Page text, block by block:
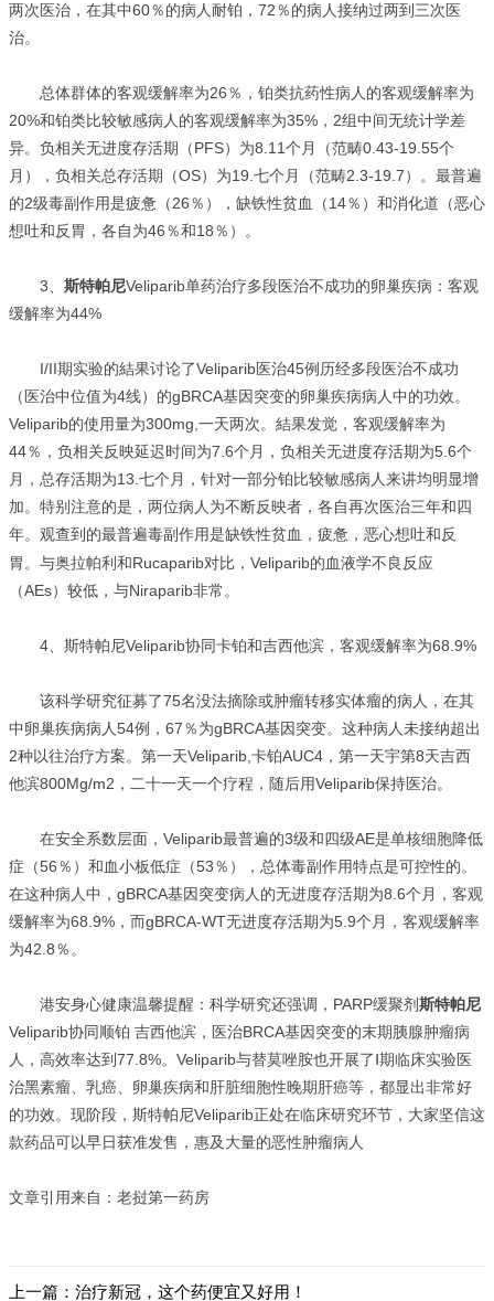
两次医治，在其中60％的病人耐铂，72％的病人接纳过两到三次医
治。
总体群体的客观缓解率为26％，铂类抗药性病人的客观缓解率为
20%和铂类比较敏感病人的客观缓解率为35%，2组中间无统计学差
异。负相关无进度存活期（PFS）为8.11个月（范畴0.43-19.55个
月），负相关总存活期（OS）为19.七个月（范畴2.3-19.7）。最普遍
的2级毒副作用是疲惫（26％），缺铁性贫血（14％）和消化道（恶心
想吐和反胃，各自为46％和18％）。
3、 斯特帕尼Veliparib单药治疗多段医治不成功的卵巢疾病：客观
缓解率为44%
I/II期实验的結果讨论了Veliparib医治45例历经多段医治不成功
（医治中位值为4线）的gBRCA基因突变的卵巢疾病病人中的功效。
Veliparib的使用量为300mg,一天两次。結果发觉，客观缓解率为
44％，负相关反映延迟时间为7.6个月，负相关无进度存活期为5.6个
月，总存活期为13.七个月，针对一部分铂比较敏感病人来讲均明显增
加。特别注意的是，两位病人为不断反映者，各自再次医治三年和四
年。观查到的最普遍毒副作用是缺铁性贫血，疲惫，恶心想吐和反
胃。与奥拉帕利 和Rucaparib对比，Veliparib的血液学不良反应
（AEs）较低，与Niraparib非常。
4、斯特帕尼Veliparib协同卡铂和吉西他滨，客观缓解率为68.9%
该科学研究征募了75名没法摘除或肿瘤转移实体瘤的病人，在其
中卵巢疾病病人54例，67％为gBRCA基因突变。这种病人未接纳超出
2种以往治疗方案。第一天Veliparib,卡铂AUC4，第一天宇第8天吉西
他滨800Mg/m2，二十一天一个疗程，随后用Veliparib保持医治。
在安全系数层面，Veliparib最普遍的3级和四级AE是单核细胞降低
症（56％）和血小板低症（53％），总体毒副作用特点是可控性的。
在这种病人中，gBRCA基因突变病人的无进度存活期为8.6个月，客观
缓解率为68.9%，而gBRCA-WT无进度存活期为5.9个月，客观缓解率
为42.8％。
港安身心健康温馨提醒：科学研究还强调，PARP缓聚剂斯特帕尼
Veliparib协同顺铂 吉西他滨，医治BRCA基因突变的末期胰腺肿瘤病
人，高效率达到77.8%。Veliparib与替莫唑胺也开展了Ⅰ期临床实验医
治黑素瘤、乳癌、卵巢疾病和肝脏细胞性晚期肝癌等，都显出非常好
的功效。现阶段，斯特帕尼Veliparib正处在临床研究环节，大家坚信这
款药品可以早日获准发售，惠及大量的恶性肿瘤病人
文章引用来自：老挝第一药房
上一篇： 治疗新冠，这个药便宜又好用！